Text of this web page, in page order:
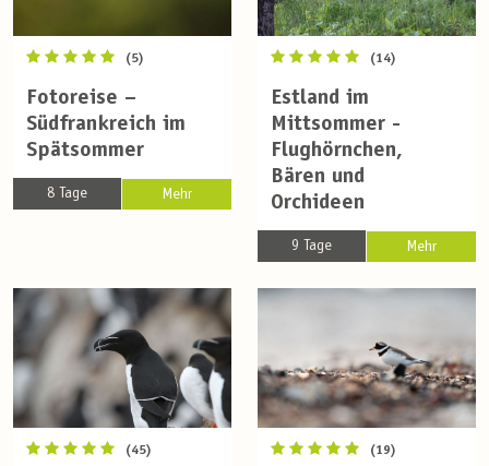
(5)
Fotoreise –
Südfrankreich im
Spätsommer
8 Tage Mehr
(14)
Estland im
Mittsommer -
Flughörnchen,
Bären und
Orchideen
9 Tage Mehr
(45) (19)